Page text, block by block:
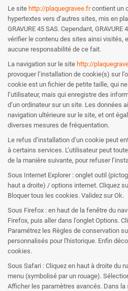
Le site http://plaquegravee.frcontient un
hypertextes vers d’autres sites, mis en
GRAVURE 45 SAS. Cependant,
vérifier le contenu des sites ainsi visités,
aucune responsabilité de ce fait.
La navigation sur le site http://
provoquer l’installation de cookie(s) sur
cookie est un fichier de petite taille, qui
l’utilisateur, mais qui enregistre des
d’un ordinateur sur un site. Les données
navigation ultérieure sur le site, et ont
diverses mesures de fréquentation.
Le refus d’installation d’un cookie peut
à certains services. L’utilisateur peut
de la manière suivante, pour refuser
Sous Internet Explorer : onglet outil
haut a droite) / options internet. Cliquez
Bloquer tous les cookies. Validez sur Ok.
Sous Firefox : en haut de la fenêtre du
Firefox, puis aller dans l'onglet Options.
Paramétrez les Règles de conservation
personnalisés pour l'historique. Enfin
cookies.
Sous Safari : Cliquez en haut à droite du
menu (symbolisé par un rouage).
Afficher les paramètres avancés. Dans